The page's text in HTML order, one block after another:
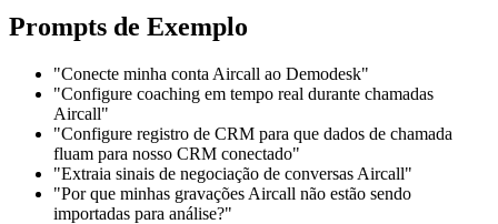
Prompts de Exemplo
"Conecte minha conta Aircall ao Demodesk"
"Configure coaching em tempo real durante chamadas
Aircall"
"Configure registro de CRM para que dados de chamada
fluam para nosso CRM conectado"
"Extraia sinais de negociação de conversas Aircall"
"Por que minhas gravações Aircall não estão sendo
importadas para análise?"